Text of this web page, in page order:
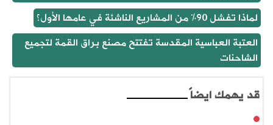
لماذا تفشل 90% من المشاريع الناشئة في عامها الأول؟
العتبة العباسية المقدسة تفتتح مصنع براق القمة لتجميع
الشاحنات
قد يهمك ايضاً